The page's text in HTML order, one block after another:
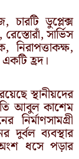
ডুপ্লেক্স
সার্ভিস
হ্রদ।
স্থানীয়দের
আবুল কাশেম
দুর্বল ব্যবস্থার
অংশ ধসে পড়ার